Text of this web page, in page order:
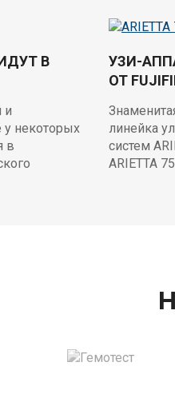
В
и
у некоторых
в
УЗИ-
ОТ
линейка
систем
ARIETTA